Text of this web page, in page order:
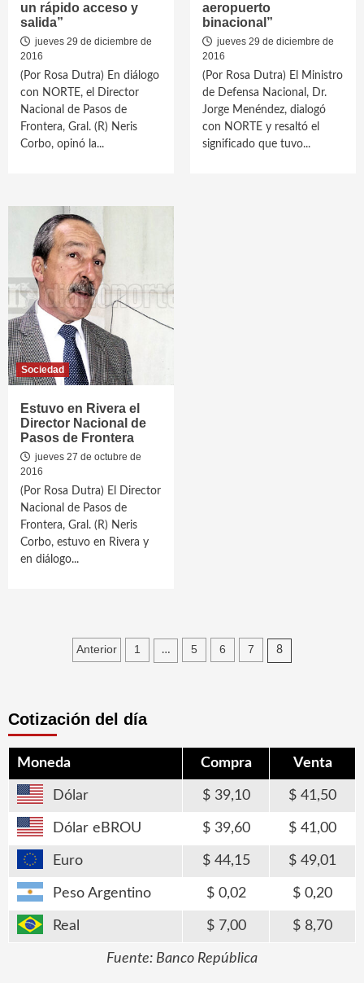
un rápido acceso y
salida”
jueves 29 de diciembre de
2016
(Por Rosa Dutra) En diálogo
con NORTE, el Director
Nacional de Pasos de
Frontera, Gral. (R) Neris
Corbo, opinó la...
aeropuerto
binacional”
jueves 29 de diciembre de
2016
(Por Rosa Dutra) El Ministro
de Defensa Nacional, Dr.
Jorge Menéndez, dialogó
con NORTE y resaltó el
significado que tuvo...
Sociedad
Estuvo en Rivera el
Director Nacional de
Pasos de Frontera
jueves 27 de octubre de
2016
(Por Rosa Dutra) El Director
Nacional de Pasos de
Frontera, Gral. (R) Neris
Corbo, estuvo en Rivera y
en diálogo...
Paginación
Anterior 1 … 5 6 7 8
Cotización del día
Moneda Compra Venta
Dólar 39,10 41,50
Dólar eBROU 39,60 41,00
Euro 44,15 49,01
Peso Argentino 0,02 0,20
Real 7,00 8,70
Fuente: Banco República